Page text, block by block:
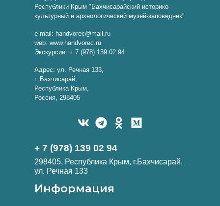
Республики Крым "Бахчисарайский историко-
культурный и археологический музей-заповедник"
e-mail: handvorec@mail.ru
web: www.handvorec.ru
Экскурсии: + 7 (978) 139 02 94
Адрес: ул. Речная 133,
г. Бахчисарай,
Республика Крым,
Россия, 298405
+ 7 (978) 139 02 94
298405, Республика Крым, г.Бахчисарай,
ул. Речная 133
Информация